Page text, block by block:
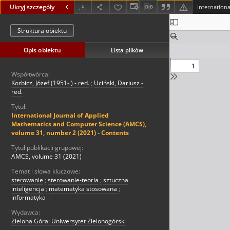
Ukryj szczegóły
Struktura obiektu
Opis obiektu Lista plików
Współtwórca:
Korbicz, Józef (1951- ) - red. ; Uciński, Dariusz -
red.
Tytuł:
International Journal of Applied
Mathematics and Computer Science (AMCS),
volume 31, number 2 (2021) - Contents
Tytuł publikacji grupowej:
AMCS, volume 31 (2021)
Temat i słowa kluczowe:
sterowanie ; sterowanie-teoria ; sztuczna
inteligencja ; matematyka stosowana ;
informatyka
Wydawca:
Zielona Góra: Uniwersytet Zielonogórski